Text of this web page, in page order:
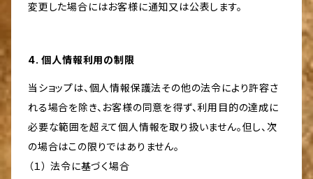
変更した場合にはお客様に通知又は公表します。
4. 個人情報利用の制限
当ショップは、個人情報保護法その他の法令により許容さ
れる場合を除き、お客様の同意を得ず、利用目的の達成に
必要な範囲を超えて個人情報を取り扱いません。但し、次
の場合はこの限りではありません。
（１） 法令に基づく場合